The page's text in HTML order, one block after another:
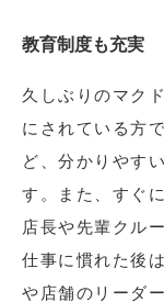
教育制度も充実
久しぶりのマク
にされている方
ど、分かりやす
す。また、すぐ
店長や先輩クル
仕事に慣れた後
や店舗のリーダ